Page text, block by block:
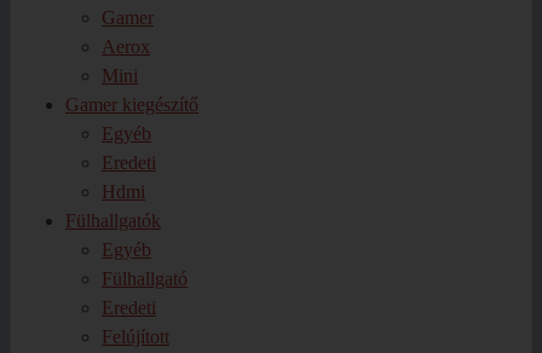
Gamer
Aerox
Mini
Gamer kiegészítő
Egyéb
Eredeti
Hdmi
Fülhallgatók
Egyéb
Fülhallgató
Eredeti
Felújított